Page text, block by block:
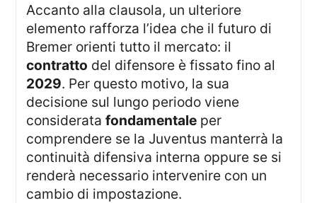
Accanto alla clausola, un ulteriore
elemento rafforza l’idea che il futuro di
Bremer orienti tutto il mercato: il
contratto del difensore è fissato fino al
2029. Per questo motivo, la sua
decisione sul lungo periodo viene
consideratafondamentale per
comprendere se la Juventus manterrà la
continuità difensiva interna oppure se si
renderà necessario intervenire con un
cambio di impostazione.